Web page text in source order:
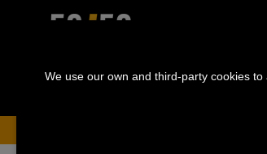
Kathrine
We use our own and third-party cookies